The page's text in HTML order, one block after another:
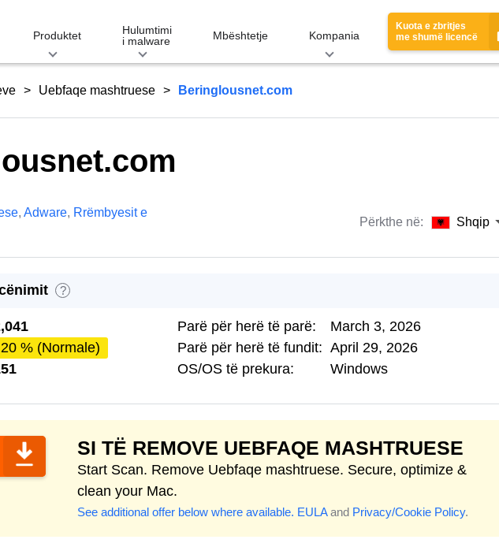
Produktet
Hulumtimi
i malware
Mbështetje Kompania
Kuota e zbritjes
me shumë licencë
Uebfaqe mashtruese Beringlousnet.com
, Adware, Rrëmbyesit e
Përkthe në: Shqip
?
20 % (Normale)
Parë për herë të parë:
March 3, 2026
Parë për herë të fundit: April 29, 2026
OS/OS të prekura:
Windows
SI TË REMOVE UEBFAQE MASHTRUESE
Start Scan. Remove Uebfaqe mashtruese. Secure, optimize &
clean your Mac.
See additional offer below where available. EULAand Privacy/Cookie Policy.